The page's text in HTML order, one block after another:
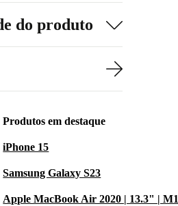
do produto
Produtos em destaque
iPhone 15
Samsung Galaxy S23
Apple MacBook Air 2020 | 13.3" | M1